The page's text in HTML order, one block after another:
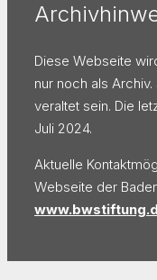
Diese Webseite
nur noch als
veraltet sein. Die
Juli 2024.
Aktuelle
Webseite der